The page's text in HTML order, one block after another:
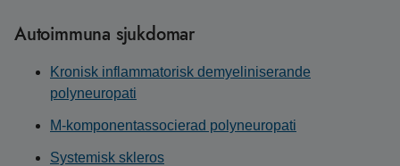
Autoimmuna sjukdomar
Kronisk inflammatorisk demyeliniserande
polyneuropati
M-komponentassocierad polyneuropati
Systemisk skleros